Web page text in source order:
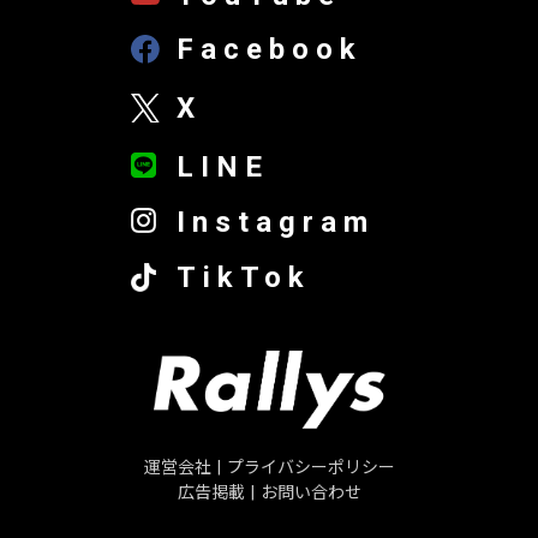
Facebook
X
LINE
Instagram
TikTok
運営会社
プライバシーポリシー
広告掲載
お問い合わせ